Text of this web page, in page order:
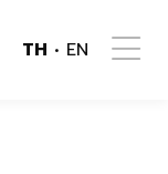
TH EN